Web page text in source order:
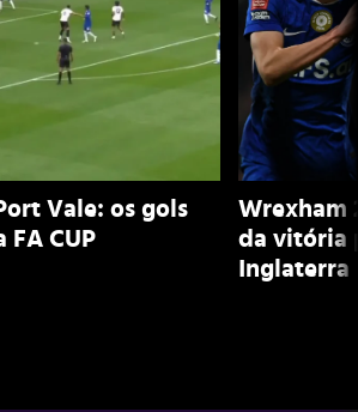
Vale: os gols
CUP
Wrexham
da vitória
Inglaterra